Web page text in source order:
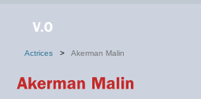
Actrices > Akerman Malin